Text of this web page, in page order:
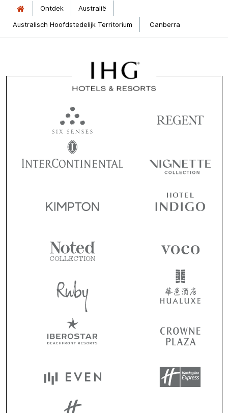
Ontdek
Australië
Australisch Hoofdstedelijk Territorium
Canberra